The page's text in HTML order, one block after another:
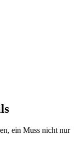
ein Muss nicht nur